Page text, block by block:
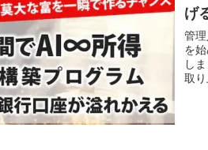
げ
管
を
し
取